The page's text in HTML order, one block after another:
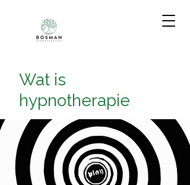
Wat is
hypnotherapie